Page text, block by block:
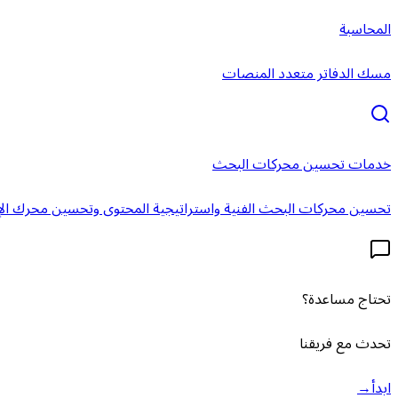
المحاسبة
مسك الدفاتر متعدد المنصات
خدمات تحسين محركات البحث
تحسين محركات البحث الفنية واستراتيجية المحتوى وتحسين محرك
تحتاج مساعدة؟
تحدث مع فريقنا
ابدأ→